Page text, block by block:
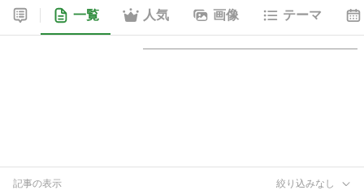
一覧 人気 画像 テーマ
記事の表示 絞り込みなし